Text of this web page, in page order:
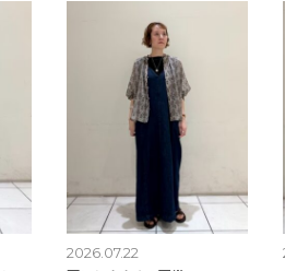
2026.07.22